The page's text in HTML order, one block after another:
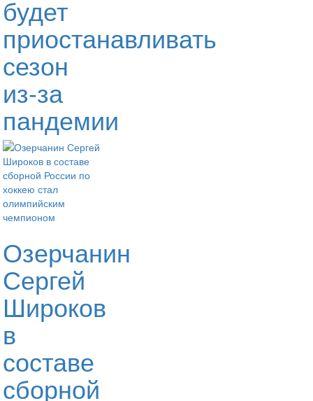
будет
приостанавливать
сезон
из-за
пандемии
Озерчанин
Сергей
Широков
в
составе
сборной